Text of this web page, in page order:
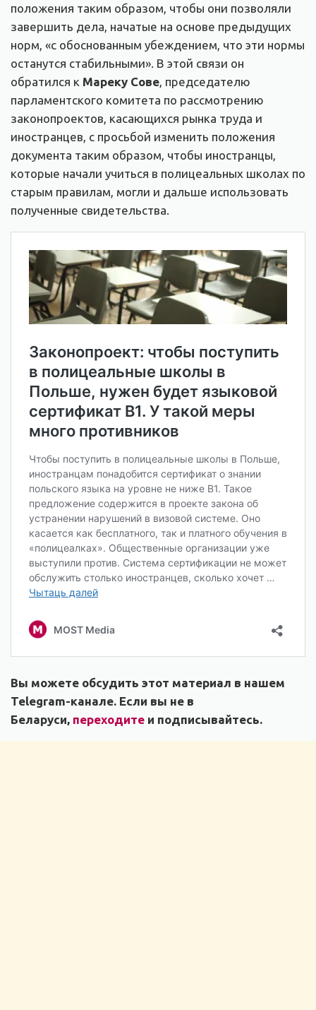
положения таким образом, чтобы они позволяли
завершить дела, начатые на основе предыдущих
норм, «с обоснованным убеждением, что эти нормы
останутся стабильными». В этой связи он
обратился к Мареку Сове , председателю
парламентского комитета по рассмотрению
законопроектов, касающихся рынка труда и
иностранцев, с просьбой изменить положения
документа таким образом, чтобы иностранцы,
которые начали учиться в полицеальных школах по
старым правилам, могли и дальше использовать
полученные свидетельства.
Вы можете обсудить этот материал в нашем
Telegram-канале. Если вы не в
Беларуси, переходите и подписывайтесь.